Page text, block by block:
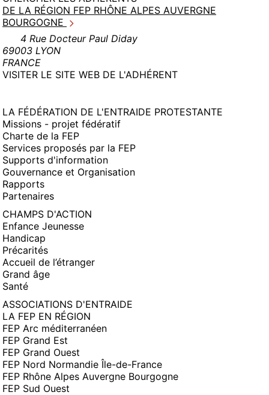
DE LA RÉGION FEP RHÔNE ALPES AUVERGNE
BOURGOGNE
4 Rue Docteur Paul Diday
69003 LYON
FRANCE
VISITER LE SITE WEB DE L'ADHÉRENT(NOUVELLE
LA FÉDÉRATION DE L'ENTRAIDE PROTESTANTE
Missions - projet fédératif
Charte de la FEP
Services proposés par la FEP
Supports d'information
Gouvernance et Organisation
Rapports
Partenaires
CHAMPS D'ACTION
Enfance Jeunesse
Handicap
Précarités
Accueil de l’étranger
Grand âge
Santé
ASSOCIATIONS D'ENTRAIDE
LA FEP EN RÉGION
FEP Arc méditerranéen
FEP Grand Est
FEP Grand Ouest
FEP Nord Normandie Île-de-France
FEP Rhône Alpes Auvergne Bourgogne
FEP Sud Ouest